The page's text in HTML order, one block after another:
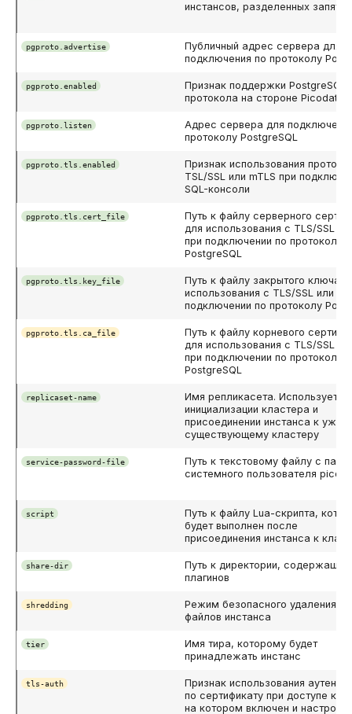
инстансов, разделенных
pgproto.advertise
Публичный адрес сервера для
подключения по протоколу
pgproto.enabled
Признак поддержки PostgreSQL-
протокола на стороне Picodata
pgproto.listen
Адрес сервера для
протоколу PostgreSQL
pgproto.tls.enabled
Признак использования
TSL/SSL или mTLS при
SQL-консоли
pgproto.tls.cert_file
Путь к файлу серверного
для использования с TLS/SSL
при подключении по протоколу
PostgreSQL
pgproto.tls.key_file
Путь к файлу закрытого ключа
использования с TLS/SSL или
подключении по протоколу
pgproto.tls.ca_file
Путь к файлу корневого
для использования с TLS/SSL
при подключении по протоколу
PostgreSQL
replicaset-name
Имя репликасета. Используется
инициализации кластера и
присоединении инстанса к уже
существующему кластеру
service-password-file
Путь к текстовому файлу с
системного пользователя
script
Путь к файлу Lua-скрипта,
будет выполнен после
присоединения инстанса к
share-dir
Путь к директории,
плагинов
shredding
Режим безопасного удаления
файлов инстанса
tier
Имя тира, которому будет
принадлежать инстанс
tls-auth
Признак использования
по сертификату при доступе к
на котором включен и настроен